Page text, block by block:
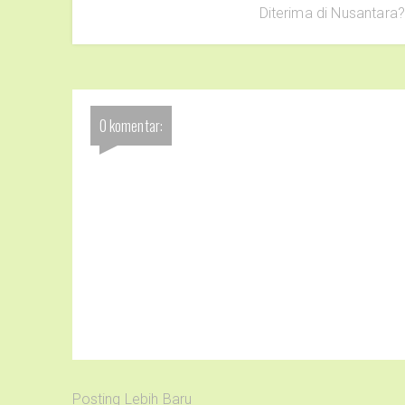
Diterima di Nusantara?
0 komentar:
Posting Lebih Baru